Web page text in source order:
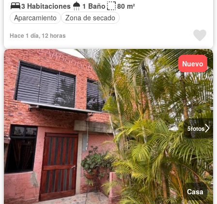
3 Habitaciones
1 Baño
80 m²
Aparcamiento
Zona de secado
Hace 1 día, 12 horas
5fotos
Nuevo
Casa